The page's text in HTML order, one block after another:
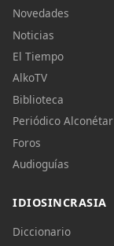
Novedades
Noticias
El Tiempo
AlkoTV
Biblioteca
Periódico Alconétar
Foros
Audioguías
IDIOSINCRASIA
Diccionario